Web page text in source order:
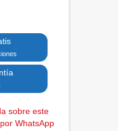
sobre este
WhatsApp